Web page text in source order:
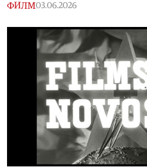
ФИЛМ03.06.2026